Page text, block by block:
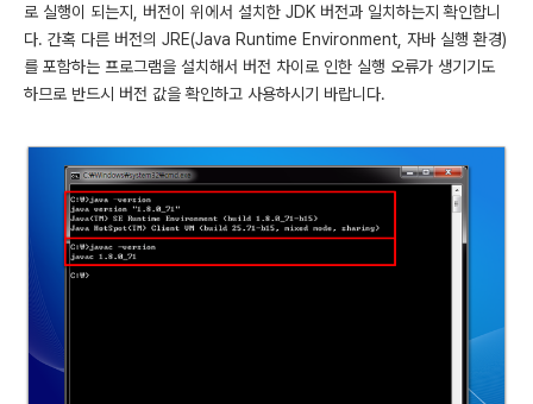
로 실행이 되는지, 버전이 위에서 설치한 JDK 버전과 일치하는지 확인합니
다. 간혹 다른 버전의 JRE(Java Runtime Environment, 자바 실행 환경)
를 포함하는 프로그램을 설치해서 버전 차이로 인한 실행 오류가 생기기도
하므로 반드시 버전 값을 확인하고 사용하시기 바랍니다.